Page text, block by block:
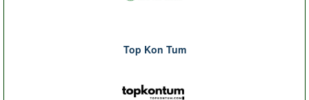
Top Kon Tum